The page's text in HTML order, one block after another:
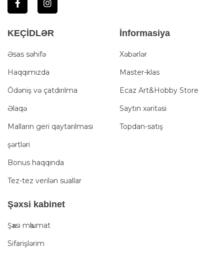
KEÇİDLƏR
Əsas səhifə
Haqqımızda
Ödəniş və çatdırılma
Əlaqə
Malların geri qaytarılması
şərtləri
Bonus haqqında
Tez-tez verilən suallar
İnformasiya
Xəbərlər
Master-klas
Ecaz Art&Hobby Store
Saytın xəritəsi
Topdan-satış
Şәxsi kabinet
Şәxsi mәlumat
Sifarişlərim